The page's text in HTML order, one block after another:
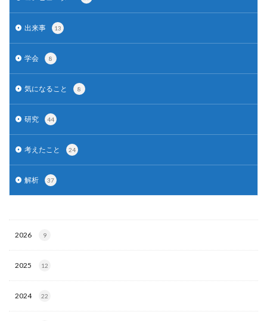
出来事 13
学会 8
気になること 8
研究 44
考えたこと 24
解析 37
2026 9
2025 12
2024 22